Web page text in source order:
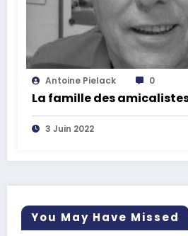
Antoine Pielack 0
La famille des
3 Juin 2022
You May Have Missed